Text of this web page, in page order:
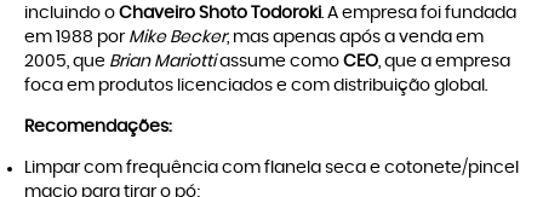
incluindo o Chaveiro Shoto Todoroki. A empresa foi fundada
em 1988 por Mike Becker, mas apenas após a venda em
2005, que Brian Mariottiassume como CEO, que a empresa
foca em produtos licenciados e com distribuição global.
Recomendações:
Limpar com frequência com flanela seca e cotonete/pincel
macio para tirar o pó;